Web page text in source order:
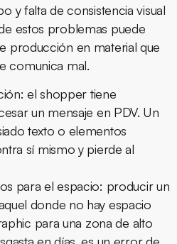
y falta de consistencia visual
estos problemas puede
producción en material que
comunica mal.
el shopper tiene
un mensaje en PDV. Un
texto o elementos
sí mismo y pierde al
para el espacio: producir un
donde no hay espacio
para una zona de alto